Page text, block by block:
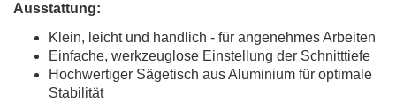
Ausstattung:
Klein, leicht und handlich - für angenehmes Arbeiten
Einfache, werkzeuglose Einstellung der Schnitttiefe
Hochwertiger Sägetisch aus Aluminium für optimale
Stabilität